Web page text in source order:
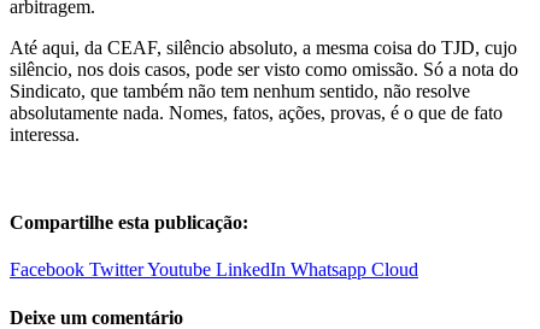
arbitragem.
Até aqui, da CEAF, silêncio absoluto, a mesma coisa do TJD, cujo
silêncio, nos dois casos, pode ser visto como omissão. Só a nota do
Sindicato, que também não tem nenhum sentido, não resolve
absolutamente nada. Nomes, fatos, ações, provas, é o que de fato
interessa.
Compartilhe esta publicação:
Facebook TwitterYoutube LinkedIn Whatsapp Cloud
Deixe um comentário